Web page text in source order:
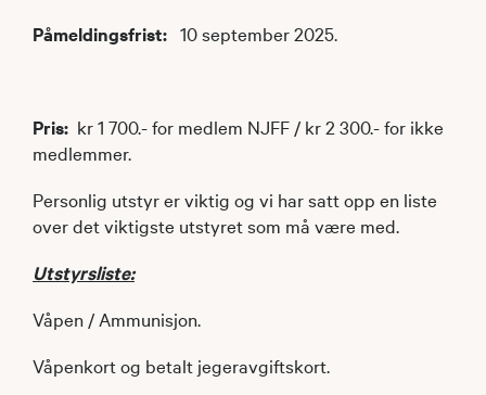
Påmeldingsfrist: 10 september 2025.
Pris: kr 1 700.- for medlem NJFF / kr 2 300.- for ikke
medlemmer.
Personlig utstyr er viktig og vi har satt opp en liste
over det viktigste utstyret som må være med.
Utstyrsliste:
Våpen / Ammunisjon.
Våpenkort og betalt jegeravgiftskort.